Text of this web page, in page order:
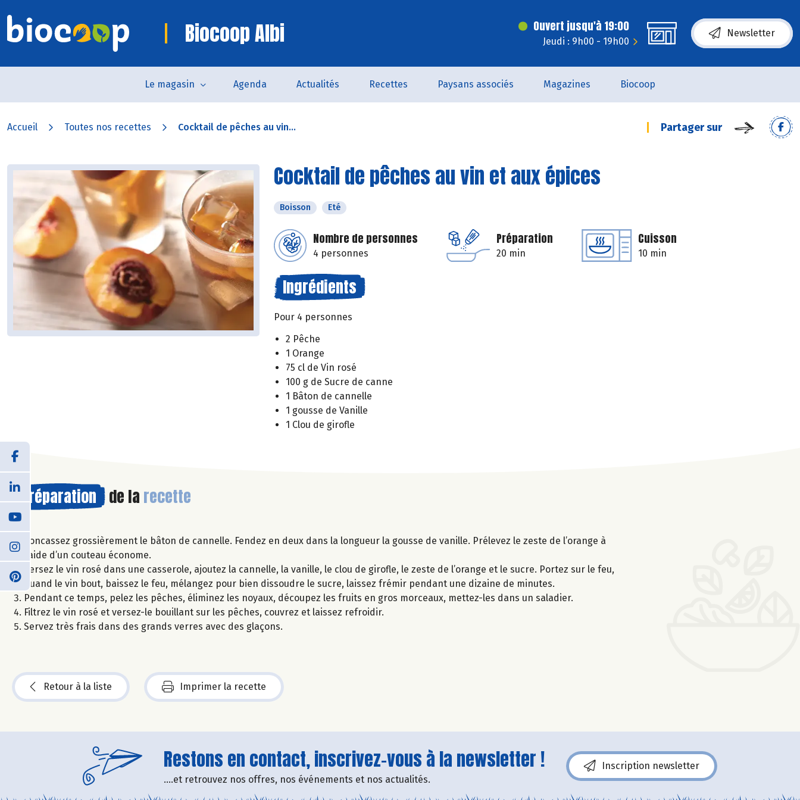
Biocoop Albi Ouvert jusqu'à 19:00
Jeudi : 9h00 - 19h00
Newsletter
Le magasin Agenda Actualités Recettes Paysans associés Magazines Biocoop
Accueil Toutes nos recettes Cocktail de pêches au vin... Partager sur
Cocktail de pêches au vin et aux épices
Boisson Eté
Nombre de personnes
4 personnes
Préparation
20 min
Cuisson
10 min
Ingrédients
Pour 4 personnes
2 Pêche
1 Orange
75 cl de Vin rosé
100 g de Sucre de canne
1 Bâton de cannelle
1 gousse de Vanille
1 Clou de girofle
Préparation de la recette
Concassez grossièrement le bâton de cannelle. Fendez en deux dans la longueur la gousse de vanille. Prélevez le zeste de l’orange à
l’aide d’un couteau économe.
Versez le vin rosé dans une casserole, ajoutez la cannelle, la vanille, le clou de girofle, le zeste de l’orange et le sucre. Portez sur le feu,
quand le vin bout, baissez le feu, mélangez pour bien dissoudre le sucre, laissez frémir pendant une dizaine de minutes.
Pendant ce temps, pelez les pêches, éliminez les noyaux, découpez les fruits en gros morceaux, mettez-les dans un saladier.
Filtrez le vin rosé et versez-le bouillant sur les pêches, couvrez et laissez refroidir.
Servez très frais dans des grands verres avec des glaçons.
Retour à la liste Imprimer la recette
Restons en contact, inscrivez-vous à la newsletter !
....et retrouvez nos offres, nos événements et nos actualités.
Inscription newsletter